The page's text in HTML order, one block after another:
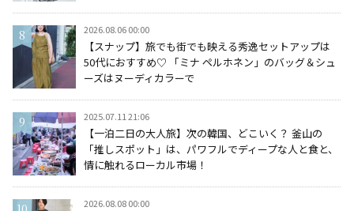
2026.08.06 00:00
【スナップ】旅でも街でも映える秀逸セットアップは
50代におすすめ♡ 「ミナ ペルホネン」のバッグ＆シュ
ーズはヌーディカラーで
2025.07.11 21:06
【一泊二日の大人旅】次の韓国、どこいく？ 釜山の
「推しスポット」は、パワフルでディープな人と食と、
情に触れるローカル市場！
2026.08.08 00:00